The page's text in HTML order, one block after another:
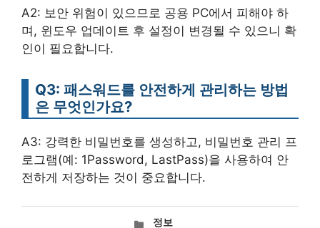
A2: 보안 위험이 있으므로 공용 PC에서 피해야 하
며, 윈도우 업데이트 후 설정이 변경될 수 있으니 확
인이 필요합니다.
Q3: 패스워드를 안전하게 관리하는 방법
은 무엇인가요?
A3: 강력한 비밀번호를 생성하고, 비밀번호 관리 프
로그램(예: 1Password, LastPass)을 사용하여 안
전하게 저장하는 것이 중요합니다.
카정보